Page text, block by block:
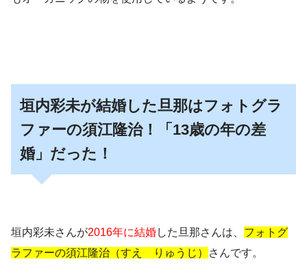
垣内彩未が結婚した旦那はフォトグラ
ファーの須江隆治！「13歳の年の差
婚」だった！
垣内彩未さんが2016年に結婚した旦那さんは、 フォトグ
ラファーの須江隆治（すえ りゅうじ）
さんです。